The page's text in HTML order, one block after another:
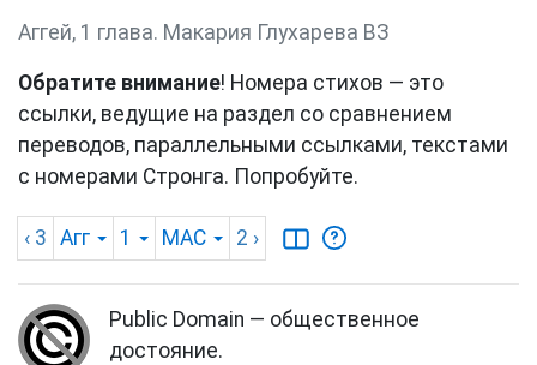
Аггей, 1 глава. Макария Глухарева ВЗ
Обратите внимание! Номера стихов — это
ссылки, ведущие на раздел со сравнением
переводов, параллельными ссылками, текстами
с номерами Стронга. Попробуйте.
‹ 3 Агг 1 MAC 2 ›
Public Domain — общественное
достояние.